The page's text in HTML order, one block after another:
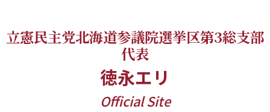
立憲民主党北海道参議院選挙区第3総支部
代表
徳永エリ
Official Site